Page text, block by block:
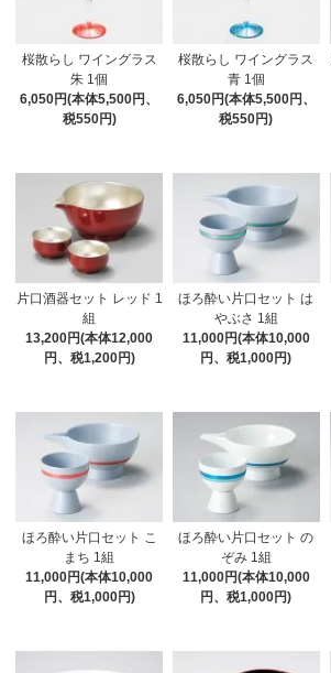
桜散らし ワイングラス
朱 1個
6,050円(本体5,500円、
税550円)
桜散らし ワイングラス
青 1個
6,050円(本体5,500円、
税550円)
片口酒器セット レッド 1
組
13,200円(本体12,000
円、税1,200円)
ほろ酔い片口セット は
やぶさ 1組
11,000円(本体10,000
円、税1,000円)
ほろ酔い片口セット こ
まち 1組
11,000円(本体10,000
円、税1,000円)
ほろ酔い片口セット の
ぞみ 1組
11,000円(本体10,000
円、税1,000円)